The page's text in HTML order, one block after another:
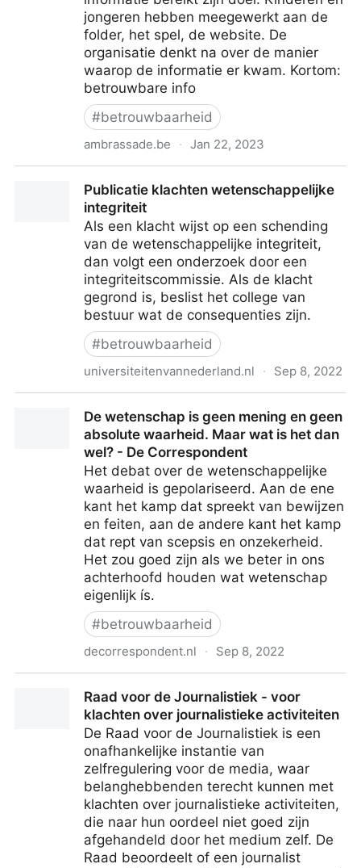
jongeren hebben meegewerkt aan de
folder, het spel, de website. De
organisatie denkt na over de manier
waarop de informatie er kwam. Kortom:
betrouwbare info
#betrouwbaarheid
ambrassade.be · Jan 22, 2023
Publicatie klachten wetenschappelijke
integriteit
Als een klacht wijst op een schending
van de wetenschappelijke integriteit,
dan volgt een onderzoek door een
integriteitscommissie. Als de klacht
gegrond is, beslist het college van
bestuur wat de consequenties zijn.
#betrouwbaarheid
universiteitenvannederland.nl · Sep 8, 2022
De wetenschap is geen mening en geen
absolute waarheid. Maar wat is het dan
wel? - De Correspondent
Het debat over de wetenschappelijke
waarheid is gepolariseerd. Aan de ene
kant het kamp dat spreekt van bewijzen
en feiten, aan de andere kant het kamp
dat rept van scepsis en onzekerheid.
Het zou goed zijn als we beter in ons
achterhoofd houden wat wetenschap
eigenlijk ís.
#betrouwbaarheid
decorrespondent.nl · Sep 8, 2022
waarheid. Maar wat is het dan wel? - De
Correspondent
Raad voor de Journalistiek - voor
klachten over journalistieke activiteiten
De Raad voor de Journalistiek is een
onafhankelijke instantie van
zelfregulering voor de media, waar
belanghebbenden terecht kunnen met
klachten over journalistieke activiteiten,
die naar hun oordeel niet goed zijn
afgehandeld door het medium zelf. De
Raad beoordeelt of een journalist